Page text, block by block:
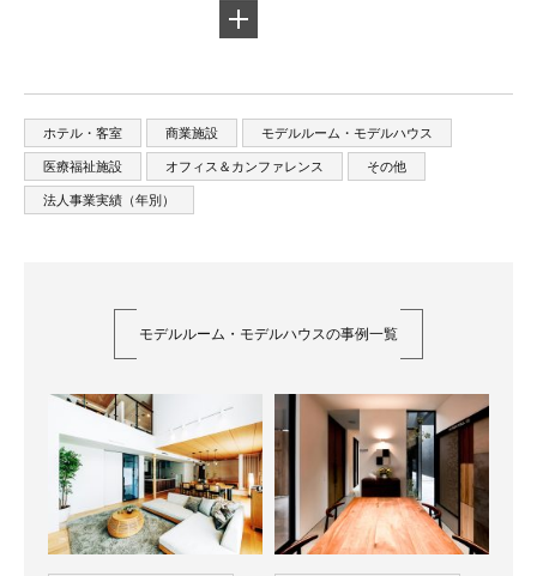
ホテル・客室 商業施設 モデルルーム・モデルハウス
医療福祉施設 オフィス＆カンファレンス その他
法人事業実績（年別）
モデルルーム・モデルハウスの事例一覧